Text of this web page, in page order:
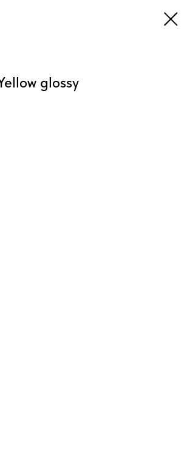
glossy